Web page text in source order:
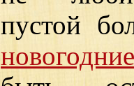
пустой